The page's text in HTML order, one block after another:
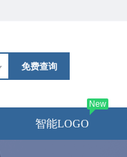
免费查询
智能LOGO
New